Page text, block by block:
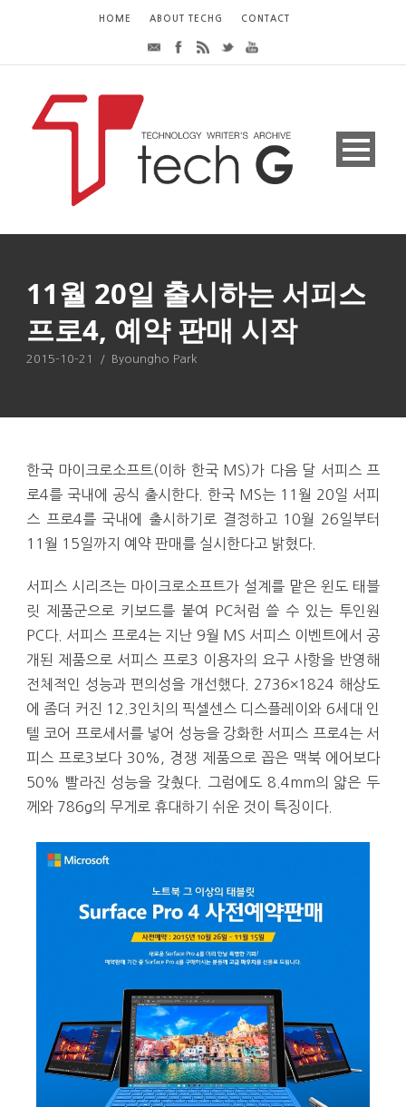
HOME ABOUT TECHG CONTACT
11월 20일 출시하는 서피스
프로4, 예약 판매 시작
2015-10-21 / Byoungho Park
한국 마이크로소프트(이하 한국 MS)가 다음 달 서피스 프
로4를 국내에 공식 출시한다. 한국 MS는 11월 20일 서피
스 프로4를 국내에 출시하기로 결정하고 10월 26일부터
11월 15일까지 예약 판매를 실시한다고 밝혔다.
서피스 시리즈는 마이크로소프트가 설계를 맡은 윈도 태블
릿 제품군으로 키보드를 붙여 PC처럼 쓸 수 있는 투인원
PC다. 서피스 프로4는 지난 9월 MS 서피스 이벤트에서 공
개된 제품으로 서피스 프로3 이용자의 요구 사항을 반영해
전체적인 성능과 편의성을 개선했다. 2736×1824 해상도
에 좀더 커진 12.3인치의 픽셀센스 디스플레이와 6세대 인
텔 코어 프로세서를 넣어 성능을 강화한 서피스 프로4는 서
피스 프로3보다 30%, 경쟁 제품으로 꼽은 맥북 에어보다
50% 빨라진 성능을 갖췄다. 그럼에도 8.4mm의 얇은 두
께와 786g의 무게로 휴대하기 쉬운 것이 특징이다.